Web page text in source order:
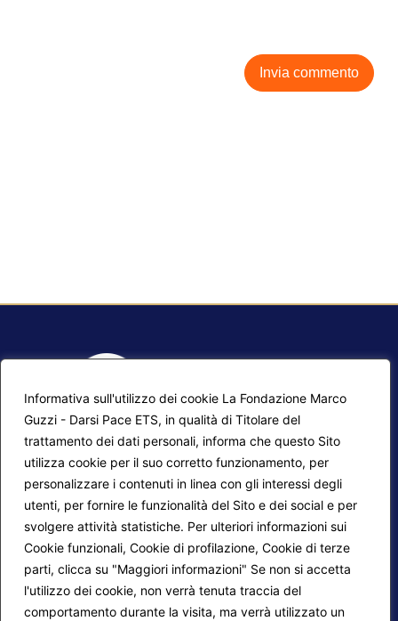
Informativa sull'utilizzo dei cookie La Fondazione Marco
Guzzi - Darsi Pace ETS, in qualità di Titolare del
trattamento dei dati personali, informa che questo Sito
utilizza cookie per il suo corretto funzionamento, per
personalizzare i contenuti in linea con gli interessi degli
utenti, per fornire le funzionalità del Sito e dei social e per
svolgere attività statistiche. Per ulteriori informazioni sui
Cookie funzionali, Cookie di profilazione, Cookie di terze
parti, clicca su "Maggiori informazioni" Se non si accetta
l'utilizzo dei cookie, non verrà tenuta traccia del
comportamento durante la visita, ma verrà utilizzato un
Mappa del sito
Progetti Darsi Pace
Login redattori
Calendario corsi
Privacy Policy
Cookie Policy